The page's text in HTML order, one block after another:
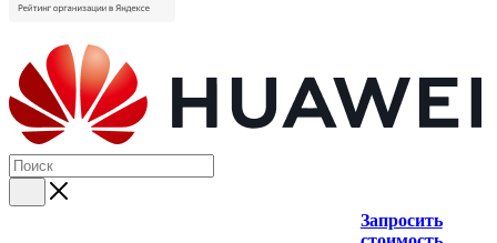
Запросить